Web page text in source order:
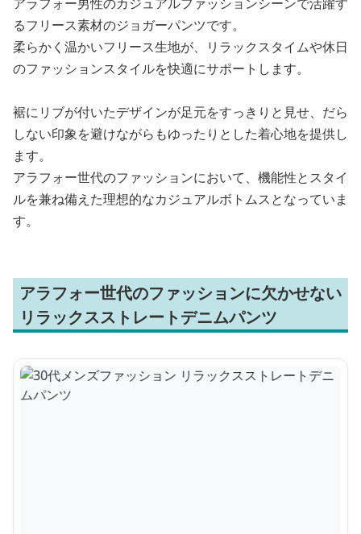
るフリース素材のジョガーパンツです。
柔らかく温かいフリース生地が、リラックスタイムや休日
のファッションスタイルを快適にサポートします。
裾にリブが付いたデザインが足元をすっきりと見せ、だら
しない印象を避けながらもゆったりとした着心地を提供し
ます。
アラフォー世代のファッションにおいて、機能性とスタイ
ルを兼ね備えた理想的なカジュアルボトムスとなっていま
す。
アラフォー世代のファッションに欠かせない
リラックスストレートデニムパンツ